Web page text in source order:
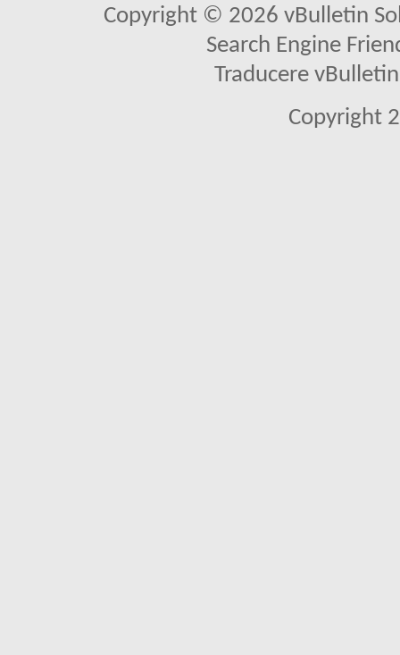
Copyright © 2026 vBulletin
Search Engine
Traducere
Copyright